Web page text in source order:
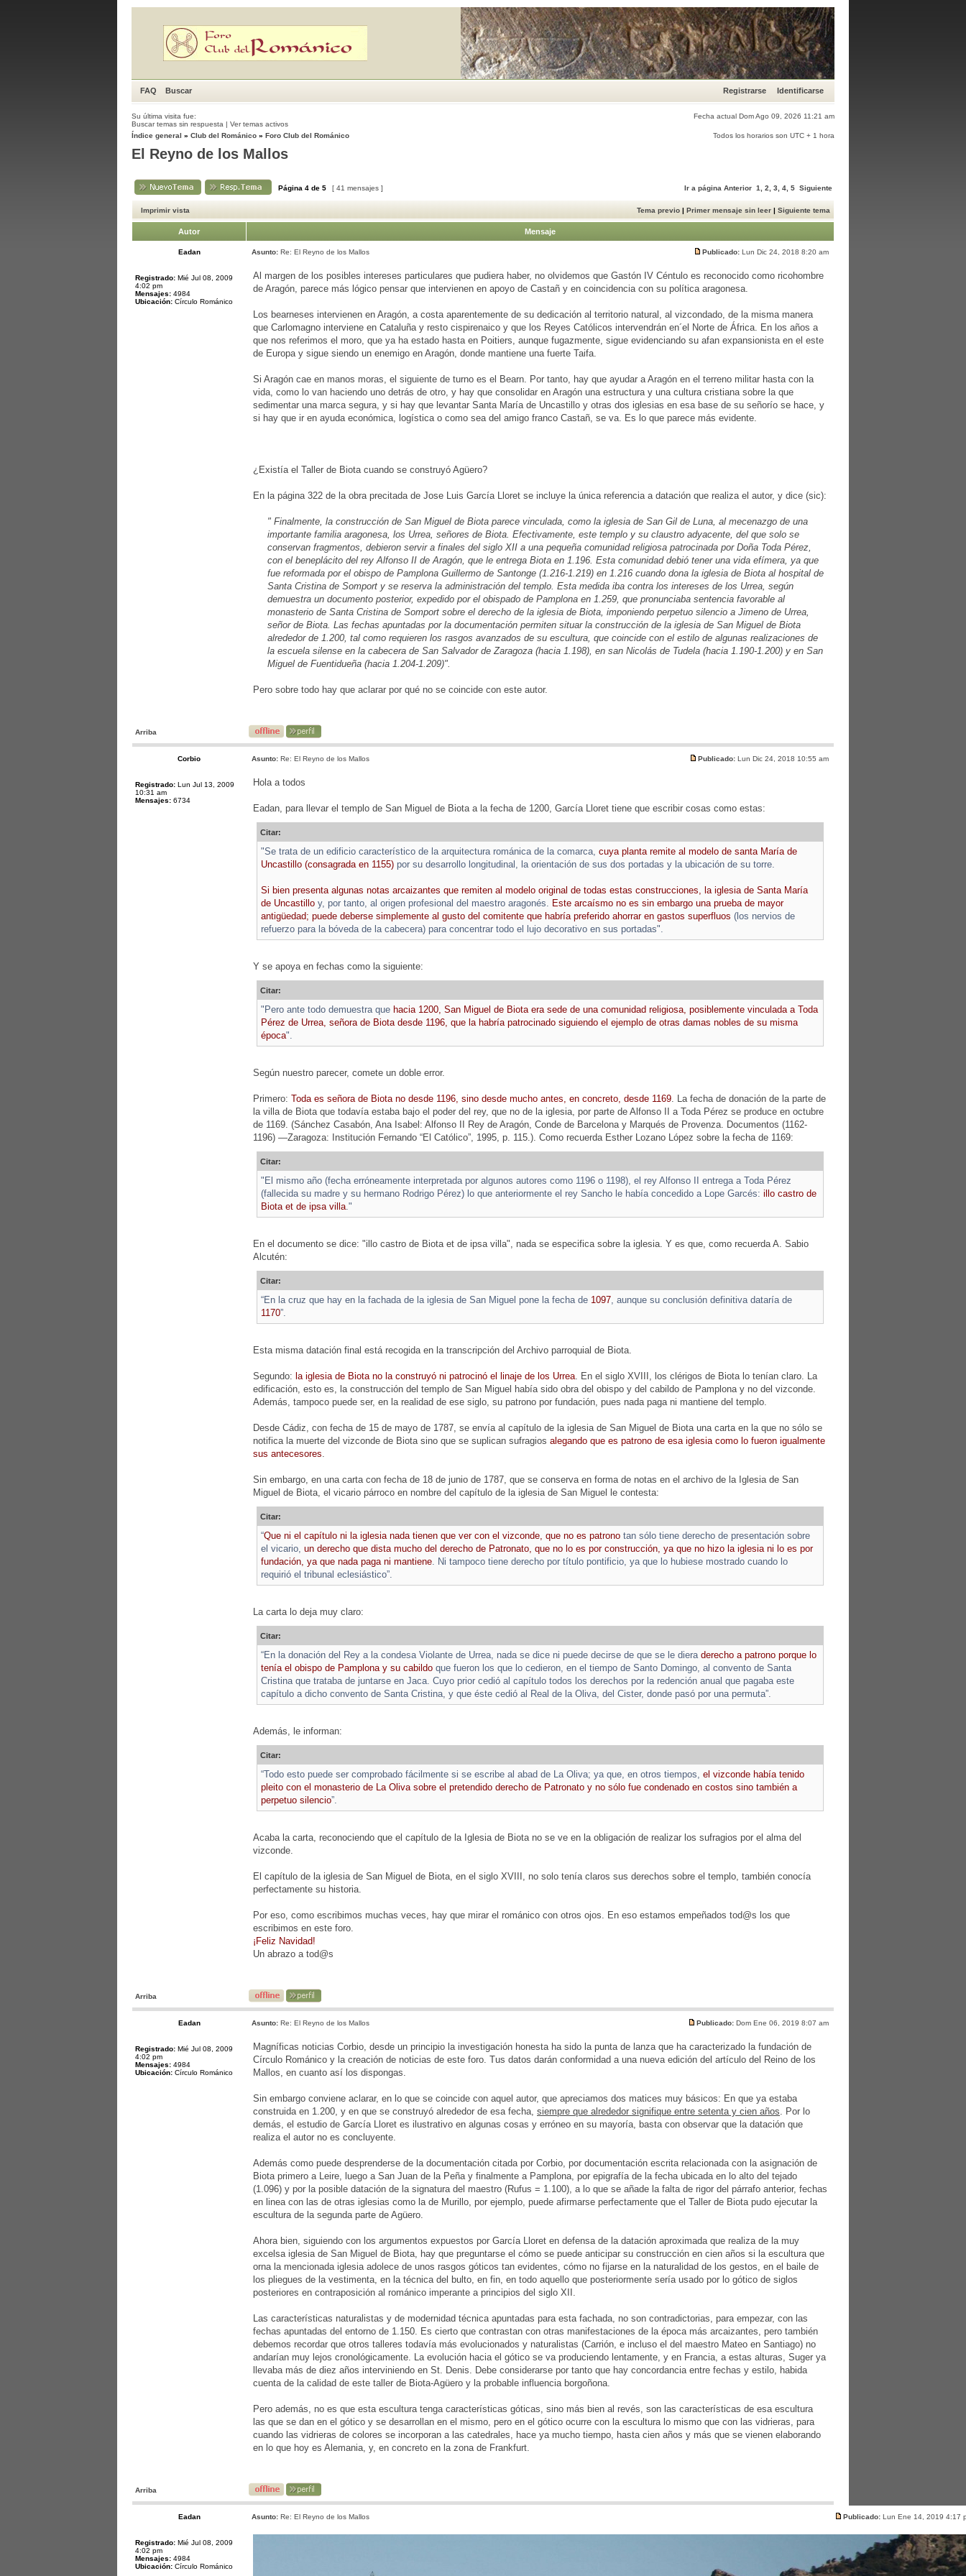
FAQ Buscar Registrarse Identificarse
Su última visita fue:
Fecha actual Dom Ago 09, 2026 11:21 am
Buscar temas sin respuesta | Ver temas activos
Índice general » Club del Románico » Foro Club del Románico Todos los horarios son UTC + 1 hora
El Reyno de los Mallos
Página 4 de 5 [ 41 mensajes ] Ir a página Anterior 1 2 3 4 5 Siguiente
Imprimir vista Tema previo | Primer mensaje sin leer | Siguiente tema
Autor Mensaje
Eadan Asunto: Re: El Reyno de los Mallos Publicado: Lun Dic 24, 2018 8:20 am
Registrado: Mié Jul 08, 2009
4:02 pm
Mensajes: 4984
Ubicación: Círculo Románico
Al margen de los posibles intereses particulares que pudiera haber, no olvidemos que Gastón IV Céntulo es reconocido como ricohombre
de Aragón, parece más lógico pensar que intervienen en apoyo de Castañ y en coincidencia con su política aragonesa.
Los bearneses intervienen en Aragón, a costa aparentemente de su dedicación al territorio natural, al vizcondado, de la misma manera
que Carlomagno interviene en Cataluña y resto cispirenaico y que los Reyes Católicos intervendrán en´el Norte de África. En los años a
que nos referimos el moro, que ya ha estado hasta en Poitiers, aunque fugazmente, sigue evidenciando su afan expansionista en el este
de Europa y sigue siendo un enemigo en Aragón, donde mantiene una fuerte Taifa.
Si Aragón cae en manos moras, el siguiente de turno es el Bearn. Por tanto, hay que ayudar a Aragón en el terreno militar hasta con la
vida, como lo van haciendo uno detrás de otro, y hay que consolidar en Aragón una estructura y una cultura cristiana sobre la que
sedimentar una marca segura, y si hay que levantar Santa María de Uncastillo y otras dos iglesias en esa base de su señorío se hace, y
si hay que ir en ayuda económica, logística o como sea del amigo franco Castañ, se va. Es lo que parece más evidente.
¿Existía el Taller de Biota cuando se construyó Agüero?
En la página 322 de la obra precitada de Jose Luis García Lloret se incluye la única referencia a datación que realiza el autor, y dice (sic):
" Finalmente, la construcción de San Miguel de Biota parece vinculada, como la iglesia de San Gil de Luna, al mecenazgo de una
importante familia aragonesa, los Urrea, señores de Biota. Efectivamente, este templo y su claustro adyacente, del que solo se
conservan fragmentos, debieron servir a finales del siglo XII a una pequeña comunidad religiosa patrocinada por Doña Toda Pérez,
con el beneplácito del rey Alfonso II de Aragón, que le entrega Biota en 1.196. Esta comunidad debió tener una vida efímera, ya que
fue reformada por el obispo de Pamplona Guillermo de Santonge (1.216-1.219) en 1.216 cuando dona la iglesia de Biota al hospital de
Santa Cristina de Somport y se reserva la administración del templo. Esta medida iba contra los intereses de los Urrea, según
demuestra un documento posterior, expedido por el obispado de Pamplona en 1.259, que pronunciaba sentencia favorable al
monasterio de Santa Cristina de Somport sobre el derecho de la iglesia de Biota, imponiendo perpetuo silencio a Jimeno de Urrea,
señor de Biota. Las fechas apuntadas por la documentación permiten situar la construcción de la iglesia de San Miguel de Biota
alrededor de 1.200, tal como requieren los rasgos avanzados de su escultura, que coincide con el estilo de algunas realizaciones de
la escuela silense en la cabecera de San Salvador de Zaragoza (hacia 1.198), en san Nicolás de Tudela (hacia 1.190-1.200) y en San
Miguel de Fuentidueña (hacia 1.204-1.209)".
Pero sobre todo hay que aclarar por qué no se coincide con este autor.
Arriba
Corbio Asunto: Re: El Reyno de los Mallos Publicado: Lun Dic 24, 2018 10:55 am
Registrado: Lun Jul 13, 2009
10:31 am
Mensajes: 6734
Hola a todos
Eadan, para llevar el templo de San Miguel de Biota a la fecha de 1200, García Lloret tiene que escribir cosas como estas:
Citar:
"Se trata de un edificio característico de la arquitectura románica de la comarca, cuya planta remite al modelo de santa María de
Uncastillo (consagrada en 1155) por su desarrollo longitudinal, la orientación de sus dos portadas y la ubicación de su torre.
Si bien presenta algunas notas arcaizantes que remiten al modelo original de todas estas construcciones, la iglesia de Santa María
de Uncastillo y, por tanto, al origen profesional del maestro aragonés. Este arcaísmo no es sin embargo una prueba de mayor
antigüedad; puede deberse simplemente al gusto del comitente que habría preferido ahorrar en gastos superfluos (los nervios de
refuerzo para la bóveda de la cabecera) para concentrar todo el lujo decorativo en sus portadas".
Y se apoya en fechas como la siguiente:
Citar:
"Pero ante todo demuestra que hacia 1200, San Miguel de Biota era sede de una comunidad religiosa, posiblemente vinculada a Toda
Pérez de Urrea, señora de Biota desde 1196, que la habría patrocinado siguiendo el ejemplo de otras damas nobles de su misma
época".
Según nuestro parecer, comete un doble error.
Primero: Toda es señora de Biota no desde 1196, sino desde mucho antes, en concreto, desde 1169. La fecha de donación de la parte de
la villa de Biota que todavía estaba bajo el poder del rey, que no de la iglesia, por parte de Alfonso II a Toda Pérez se produce en octubre
de 1169. (Sánchez Casabón, Ana Isabel: Alfonso II Rey de Aragón, Conde de Barcelona y Marqués de Provenza. Documentos (1162-
1196) —Zaragoza: Institución Fernando “El Católico”, 1995, p. 115.). Como recuerda Esther Lozano López sobre la fecha de 1169:
Citar:
"El mismo año (fecha erróneamente interpretada por algunos autores como 1196 o 1198), el rey Alfonso II entrega a Toda Pérez
(fallecida su madre y su hermano Rodrigo Pérez) lo que anteriormente el rey Sancho le había concedido a Lope Garcés: illo castro de
Biota et de ipsa villa."
En el documento se dice: "illo castro de Biota et de ipsa villa", nada se especifica sobre la iglesia. Y es que, como recuerda A. Sabio
Alcutén:
Citar:
“En la cruz que hay en la fachada de la iglesia de San Miguel pone la fecha de 1097, aunque su conclusión definitiva dataría de
1170”.
Esta misma datación final está recogida en la transcripción del Archivo parroquial de Biota.
Segundo: la iglesia de Biota no la construyó ni patrocinó el linaje de los Urrea. En el siglo XVIII, los clérigos de Biota lo tenían claro. La
edificación, esto es, la construcción del templo de San Miguel había sido obra del obispo y del cabildo de Pamplona y no del vizconde.
Además, tampoco puede ser, en la realidad de ese siglo, su patrono por fundación, pues nada paga ni mantiene del templo.
Desde Cádiz, con fecha de 15 de mayo de 1787, se envía al capítulo de la iglesia de San Miguel de Biota una carta en la que no sólo se
notifica la muerte del vizconde de Biota sino que se suplican sufragios alegando que es patrono de esa iglesia como lo fueron igualmente
sus antecesores.
Sin embargo, en una carta con fecha de 18 de junio de 1787, que se conserva en forma de notas en el archivo de la Iglesia de San
Miguel de Biota, el vicario párroco en nombre del capítulo de la iglesia de San Miguel le contesta:
Citar:
“Que ni el capítulo ni la iglesia nada tienen que ver con el vizconde, que no es patrono tan sólo tiene derecho de presentación sobre
el vicario, un derecho que dista mucho del derecho de Patronato, que no lo es por construcción, ya que no hizo la iglesia ni lo es por
fundación, ya que nada paga ni mantiene. Ni tampoco tiene derecho por título pontificio, ya que lo hubiese mostrado cuando lo
requirió el tribunal eclesiástico”.
La carta lo deja muy claro:
Citar:
“En la donación del Rey a la condesa Violante de Urrea, nada se dice ni puede decirse de que se le dieraderecho a patrono porque lo
tenía el obispo de Pamplona y su cabildo que fueron los que lo cedieron, en el tiempo de Santo Domingo, al convento de Santa
Cristina que trataba de juntarse en Jaca. Cuyo prior cedió al capítulo todos los derechos por la redención anual que pagaba este
capítulo a dicho convento de Santa Cristina, y que éste cedió al Real de la Oliva, del Cister, donde pasó por una permuta”.
Además, le informan:
Citar:
“Todo esto puede ser comprobado fácilmente si se escribe al abad de La Oliva; ya que, en otros tiempos, el vizconde había tenido
pleito con el monasterio de La Oliva sobre el pretendido derecho de Patronato y no sólo fue condenado en costos sino también a
perpetuo silencio”.
Acaba la carta, reconociendo que el capítulo de la Iglesia de Biota no se ve en la obligación de realizar los sufragios por el alma del
vizconde.
El capítulo de la iglesia de San Miguel de Biota, en el siglo XVIII, no solo tenía claros sus derechos sobre el templo, también conocía
perfectamente su historia.
Por eso, como escribimos muchas veces, hay que mirar el románico con otros ojos. En eso estamos empeñados tod@s los que
escribimos en este foro.
¡Feliz Navidad!
Un abrazo a tod@s
Arriba
Eadan Asunto: Re: El Reyno de los Mallos Publicado: Dom Ene 06, 2019 8:07 am
Registrado: Mié Jul 08, 2009
4:02 pm
Mensajes: 4984
Ubicación: Círculo Románico
Magníficas noticias Corbio, desde un principio la investigación honesta ha sido la punta de lanza que ha caracterizado la fundación de
Círculo Románico y la creación de noticias de este foro. Tus datos darán conformidad a una nueva edición del artículo del Reino de los
Mallos, en cuanto así los dispongas.
Sin embargo conviene aclarar, en lo que se coincide con aquel autor, que apreciamos dos matices muy básicos: En que ya estaba
construida en 1.200, y en que se construyó alrededor de esa fecha, siempre que alrededor signifique entre setenta y cien años. Por lo
demás, el estudio de García Lloret es ilustrativo en algunas cosas y erróneo en su mayoría, basta con observar que la datación que
realiza el autor no es concluyente.
Además como puede desprenderse de la documentación citada por Corbio, por documentación escrita relacionada con la asignación de
Biota primero a Leire, luego a San Juan de la Peña y finalmente a Pamplona, por epigrafía de la fecha ubicada en lo alto del tejado
(1.096) y por la posible datación de la signatura del maestro (Rufus = 1.100), a lo que se añade la falta de rigor del párrafo anterior, fechas
en linea con las de otras iglesias como la de Murillo, por ejemplo, puede afirmarse perfectamente que el Taller de Biota pudo ejecutar la
escultura de la segunda parte de Agüero.
Ahora bien, siguiendo con los argumentos expuestos por García Lloret en defensa de la datación aproximada que realiza de la muy
excelsa iglesia de San Miguel de Biota, hay que preguntarse el cómo se puede anticipar su construcción en cien años si la escultura que
orna la mencionada iglesia adolece de unos rasgos góticos tan evidentes, cómo no fijarse en la naturalidad de los gestos, en el baile de
los pliegues de la vestimenta, en la técnica del bulto, en fin, en todo aquello que posteriormente sería usado por lo gótico de siglos
posteriores en contraposición al románico imperante a principios del siglo XII.
Las características naturalistas y de modernidad técnica apuntadas para esta fachada, no son contradictorias, para empezar, con las
fechas apuntadas del entorno de 1.150. Es cierto que contrastan con otras manifestaciones de la época más arcaizantes, pero también
debemos recordar que otros talleres todavía más evolucionados y naturalistas (Carrión, e incluso el del maestro Mateo en Santiago) no
andarían muy lejos cronológicamente. La evolución hacia el gótico se va produciendo lentamente, y en Francia, a estas alturas, Suger ya
llevaba más de diez años interviniendo en St. Denis. Debe considerarse por tanto que hay concordancia entre fechas y estilo, habida
cuenta de la calidad de este taller de Biota-Agüero y la probable influencia borgoñona.
Pero además, no es que esta escultura tenga características góticas, sino más bien al revés, son las características de esa escultura
las que se dan en el gótico y se desarrollan en el mismo, pero en el gótico ocurre con la escultura lo mismo que con las vidrieras, para
cuando las vidrieras de colores se incorporan a las catedrales, hace ya mucho tiempo, hasta cien años y más que se vienen elaborando
en lo que hoy es Alemania, y, en concreto en la zona de Frankfurt.
Arriba
Eadan Asunto: Re: El Reyno de los Mallos Publicado: Lun Ene 14, 2019 4:17
Registrado: Mié Jul 08, 2009
4:02 pm
Mensajes: 4984
Ubicación: Círculo Románico